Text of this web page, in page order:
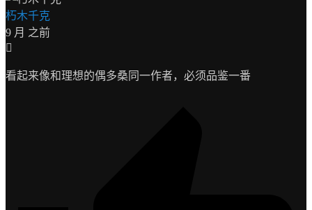
朽木千克
9 月 之前
看起来像和理想的偶多桑同一作者，必须品鉴一番